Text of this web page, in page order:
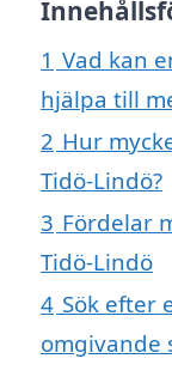
1 Vad kan
hjälpa till
2 Hur
Tidö-Lindö?
3 Fördelar
Tidö-Lindö
4 Sök efter
omgivande